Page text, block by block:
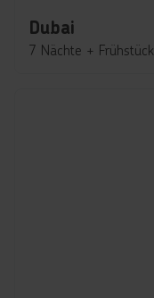
Dubai
7 Nächte + Frühstück